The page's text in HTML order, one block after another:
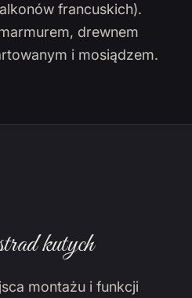
francuskich).
drewnem
i mosiądzem.
kutych
montażu i funkcji